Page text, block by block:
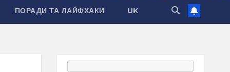
ПОРАДИ ТА ЛАЙФХАКИ UK